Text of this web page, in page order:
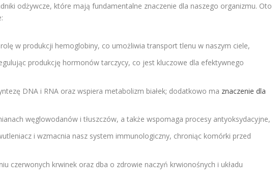
odżywcze, które mają fundamentalne znaczenie dla naszego organizmu. Oto
w produkcji hemoglobiny, co umożliwia transport tlenu w naszym ciele,
produkcję hormonów tarczycy, co jest kluczowe dla efektywnego
DNA i RNA oraz wspiera metabolizm białek; dodatkowo ma znaczenie dla
węglowodanów i tłuszczów, a także wspomaga procesy antyoksydacyjne,
i wzmacnia nasz system immunologiczny, chroniąc komórki przed
czerwonych krwinek oraz dba o zdrowie naczyń krwionośnych i układu